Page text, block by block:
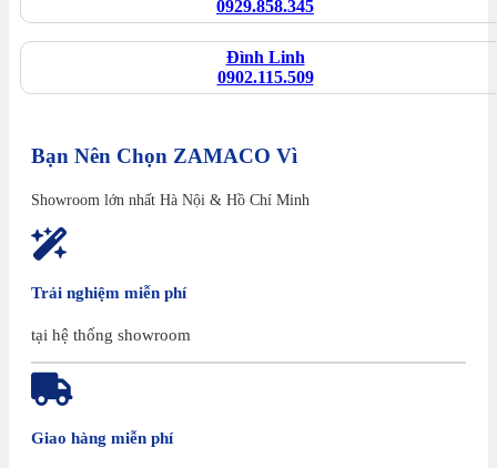
0929.858.345
Đình Linh
0902.115.509
Bạn Nên Chọn ZAMACO Vì
Showroom lớn nhất Hà Nội & Hồ Chí Minh
Trải nghiệm miễn phí
tại hệ thống showroom
Giao hàng miễn phí